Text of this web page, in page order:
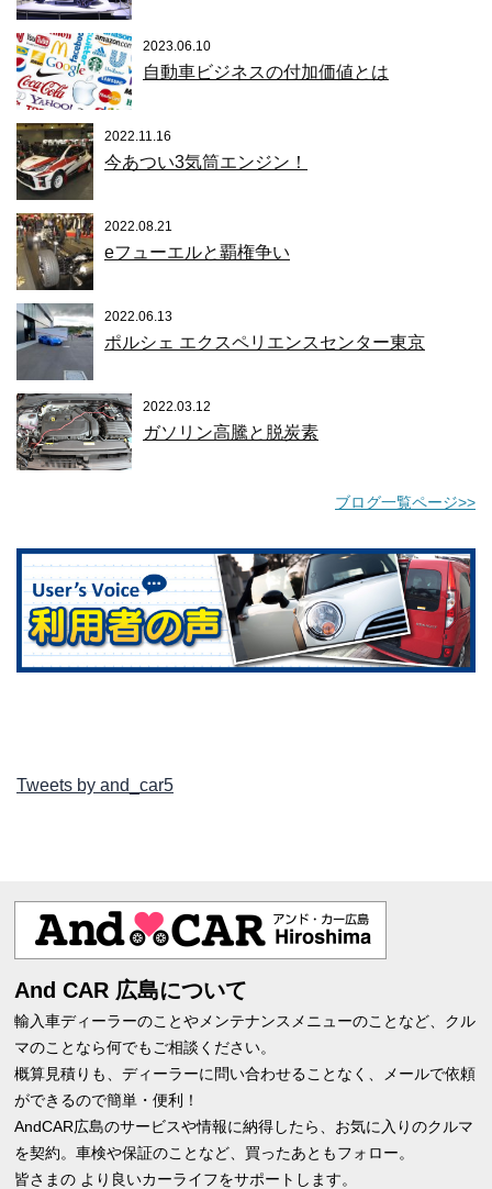
2023.06.10
自動車ビジネスの付加価値とは
2022.11.16
今あつい3気筒エンジン！
2022.08.21
eフューエルと覇権争い
2022.06.13
ポルシェ エクスペリエンスセンター東京
2022.03.12
ガソリン高騰と脱炭素
ブログ一覧ページ>>
Tweets by and_car5
And CAR 広島について
輸入車ディーラーのことやメンテナンスメニューのことなど、クル
マのことなら何でもご相談ください。
概算見積りも、ディーラーに問い合わせることなく、メールで依頼
ができるので簡単・便利！
AndCAR広島のサービスや情報に納得したら、お気に入りのクルマ
を契約。車検や保証のことなど、買ったあともフォロー。
皆さまの より良いカーライフをサポートします。